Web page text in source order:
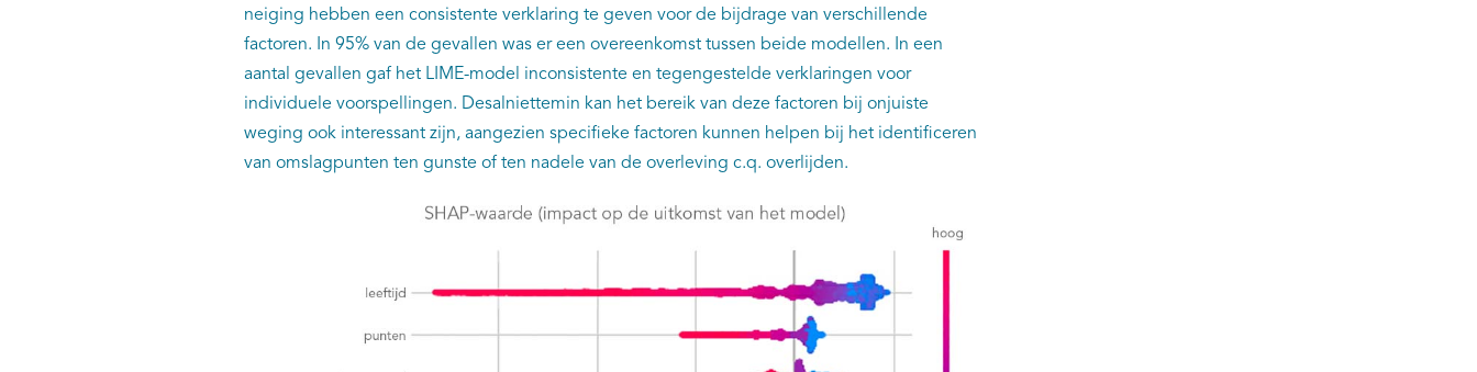
neiging hebben een consistente verklaring te geven voor de bijdrage van verschillende
factoren. In 95% van de gevallen was er een overeenkomst tussen beide modellen. In een
aantal gevallen gaf het LIME-model inconsistente en tegengestelde verklaringen voor
individuele voorspellingen. Desalniettemin kan het bereik van deze factoren bij onjuiste
weging ook interessant zijn, aangezien specifieke factoren kunnen helpen bij het identificeren
van omslagpunten ten gunste of ten nadele van de overleving c.q. overlijden.